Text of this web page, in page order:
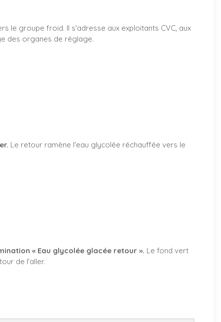
le groupe froid. Il s'adresse aux exploitants CVC, aux
des organes de réglage.
Le retour ramène l'eau glycolée réchauffée vers le
« Eau glycolée glacée retour ». Le fond vert
de l'aller.